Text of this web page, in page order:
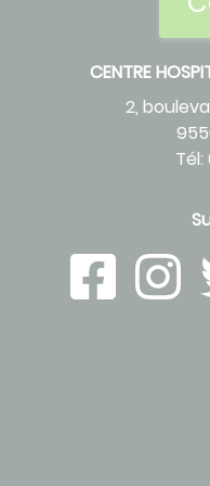
CENTRE
2,
Tél: